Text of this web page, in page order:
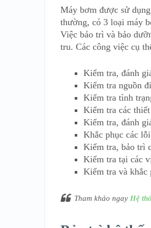
Máy bơm được sử
thường, có 3 loại máy
Việc bảo trì và bảo
tru. Các công việc cụ
Kiểm tra, đánh
Kiểm tra nguồn
Kiểm tra tình
Kiểm tra các
Kiểm tra, đánh
Khắc phục các
Kiểm tra, bảo trì
Kiểm tra tại các
Kiểm tra và khắc
Tham khảo ngay Hệ